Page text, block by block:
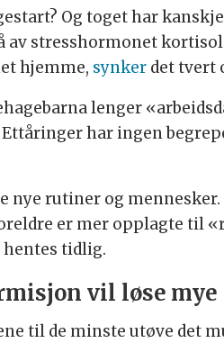
Og toget har
av stresshormonet
hjemme, synker det tvert
lenger
har ingen
nye rutiner og
er mer opplagte til
hentes tidlig.
vil løse mye
til de minste utøve det